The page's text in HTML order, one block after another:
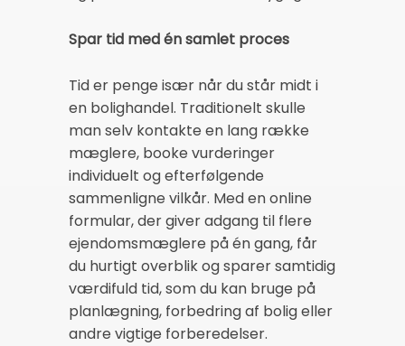
Spar tid med én samlet proces
Tid er penge især når du står midt i
en bolighandel. Traditionelt skulle
man selv kontakte en lang række
mæglere, booke vurderinger
individuelt og efterfølgende
sammenligne vilkår. Med en online
formular, der giver adgang til flere
ejendomsmæglere på én gang, får
du hurtigt overblik og sparer samtidig
værdifuld tid, som du kan bruge på
planlægning, forbedring af bolig eller
andre vigtige forberedelser.